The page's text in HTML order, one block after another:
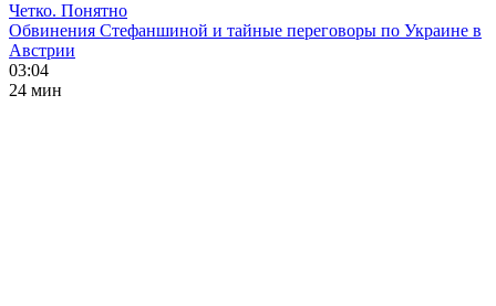
Четко. Понятно
Обвинения Стефаншиной и тайные переговоры по Украине в
Австрии
03:04
24 мин